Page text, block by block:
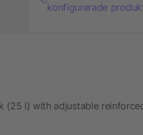
konfigurerade
l) with adjustable